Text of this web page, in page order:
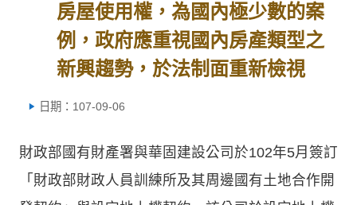
房屋使用權，為國內極少數的案
例，政府應重視國內房產類型之
新興趨勢，於法制面重新檢視
日期：107-09-06
財政部國有財產署與華固建設公司於102年5月簽訂
「財政部財政人員訓練所及其周邊國有土地合作開